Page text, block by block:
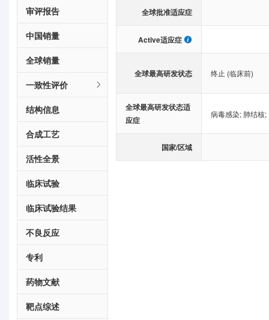
审评报告
中国销量
全球销量
一致性评价
结构信息
合成工艺
活性全景
临床试验
临床试验结果
不良反应
专利
药物文献
靶点综述
全球批准适应症
Active适应症
全球最高研发状态 终止 (临床前)
全球最高研发状态适
应症
病毒感染; 肺结核;
国家/区域